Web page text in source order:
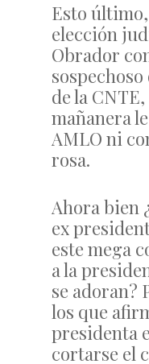
Esto
elección
Obrador
de la
mañanera
AMLO ni
rosa.
Ahora bien
ex
este mega
a la
se adoran?
los que
presidenta
cortarse el